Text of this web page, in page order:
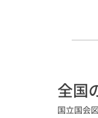
全国
国立国会